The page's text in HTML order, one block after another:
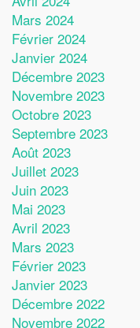
Mars 2024
Février 2024
Janvier 2024
Décembre 2023
Novembre 2023
Octobre 2023
Septembre 2023
Août 2023
Juillet 2023
Juin 2023
Mai 2023
Avril 2023
Mars 2023
Février 2023
Janvier 2023
Décembre 2022
Novembre 2022